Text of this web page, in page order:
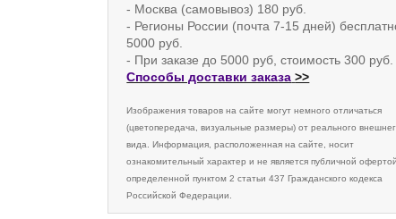
- Москва (самовывоз) 180 руб.
- Регионы России (почта 7-15 дней)
5000 руб.
- При заказе до 5000 руб, стоимость 300 руб.
Способы доставки заказа >>
Изображения товаров на сайте могут немного отличаться
(цветопередача, визуальные размеры) от реального
вида. Информация, расположенная на сайте, носит
ознакомительный характер и не является публичной офертой,
определенной пунктом 2 статьи 437 Гражданского кодекса
Российской Федерации.